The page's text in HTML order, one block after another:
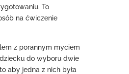
To
na ćwiczenie
z porannym myciem
do wyboru dwie
aby jedna z nich była